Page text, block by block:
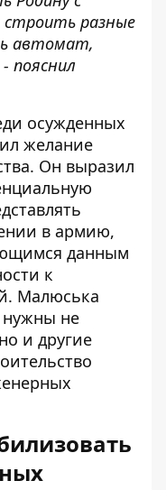
строить разные
автомат,
пояснил
осужденных
желание
Он выразил
в армию,
данным
к
Малюська
нужны не
и другие